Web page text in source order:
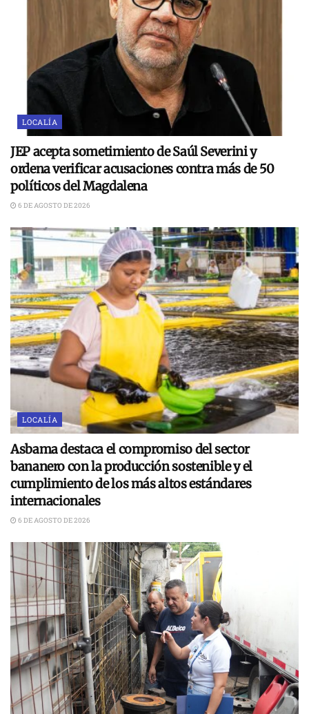
LOCALÍA
JEP acepta sometimiento de Saúl Severini y
ordena verificar acusaciones contra más de 50
políticos del Magdalena
6 DE AGOSTO DE 2026
LOCALÍA
Asbama destaca el compromiso del sector
bananero con la producción sostenible y el
cumplimiento de los más altos estándares
internacionales
6 DE AGOSTO DE 2026